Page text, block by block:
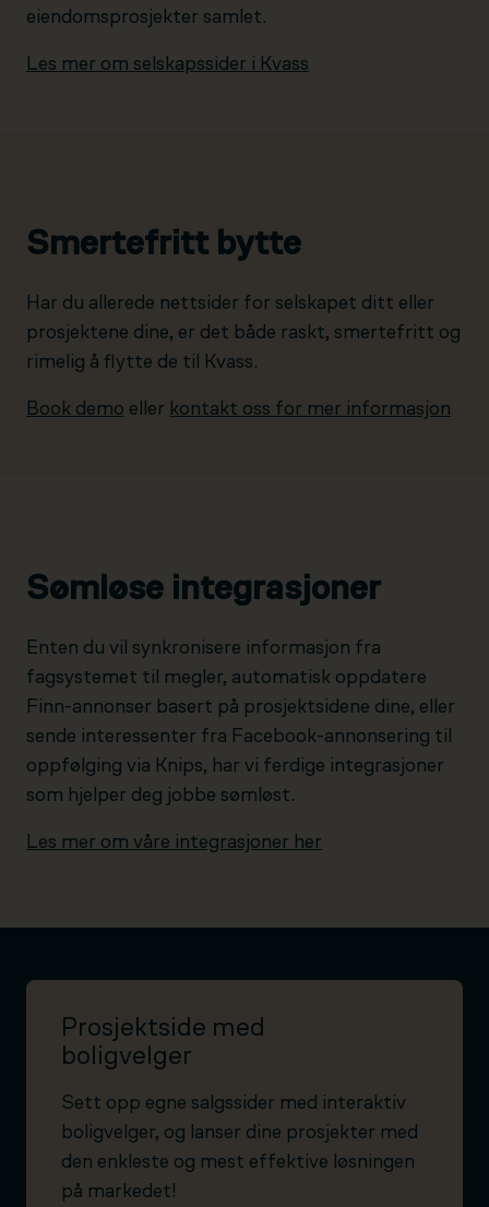
eiendomsprosjekter samlet.
Les mer om selskapssider i Kvass
Smertefritt bytte
Har du allerede nettsider for selskapet ditt eller
prosjektene dine, er det både raskt, smertefritt og
rimelig å flytte de til Kvass.
Book demo eller kontakt oss for mer informasjon
Sømløse integrasjoner
Enten du vil synkronisere informasjon fra
fagsystemet til megler, automatisk oppdatere
Finn-annonser basert på prosjektsidene dine, eller
sende interessenter fra Facebook-annonsering til
oppfølging via Knips, har vi ferdige integrasjoner
som hjelper deg jobbe sømløst.
Les mer om våre integrasjoner her
Prosjektside med
boligvelger
Sett opp egne salgssider med interaktiv
boligvelger, og lanser dine prosjekter med
den enkleste og mest effektive løsningen
på markedet!